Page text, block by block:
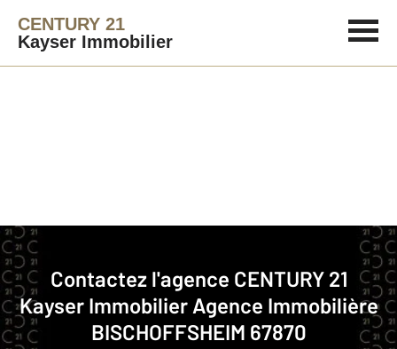
CENTURY 21
Kayser Immobilier
Contactez l'agence CENTURY 21
Kayser ImmobilierAgence Immobilière
BISCHOFFSHEIM 67870
Agence immobilière
Notre agence à BISCHOFFSHEIM